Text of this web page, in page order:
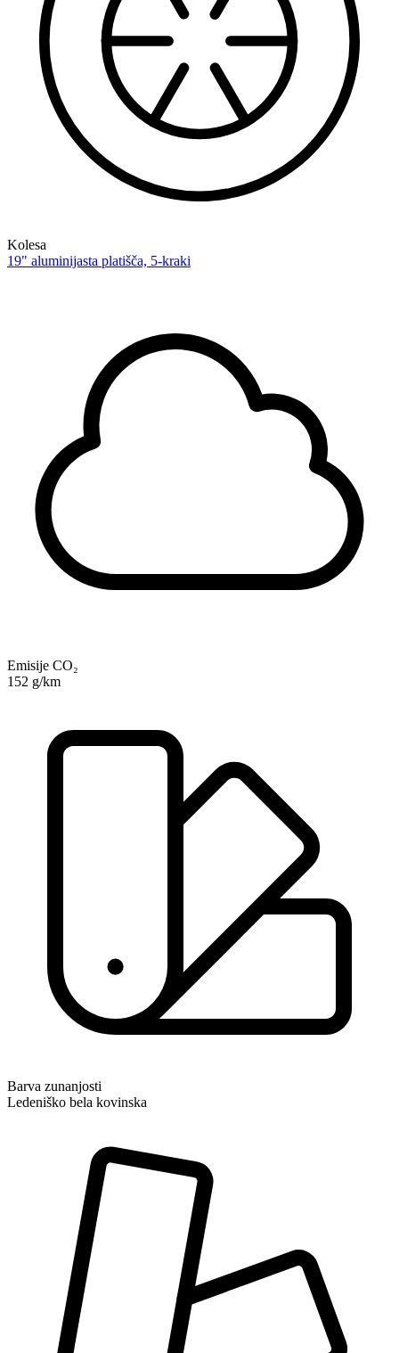
Kolesa
19" aluminijasta platišča, 5-kraki
Emisije CO₂
152 g/km
Barva zunanjosti
Ledeniško bela kovinska